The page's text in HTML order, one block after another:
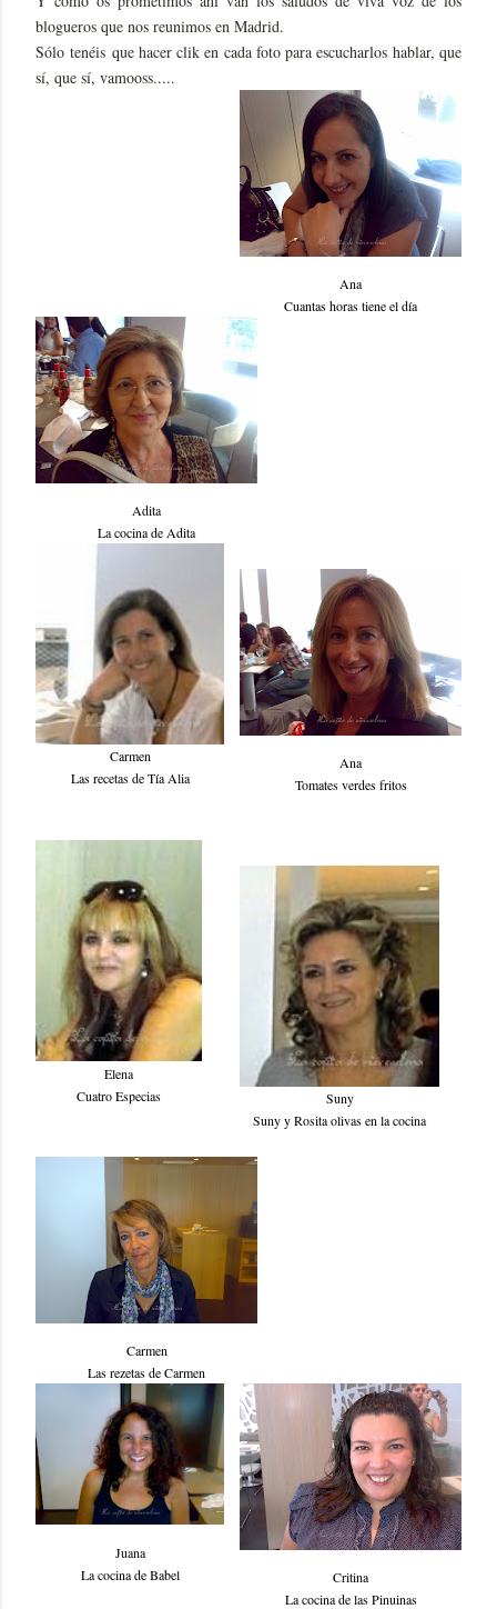
blogueros que nos reunimos en Madrid.
Sólo tenéis que hacer clik en cada foto para escucharlos hablar, que
sí, que sí, vamooss.....
Ana
Cuantas horas tiene el día
Adita
La cocina de Adita
Ana
Tomates verdes fritos
Carmen
Las recetas de Tía Alia
Elena
Cuatro Especias
Suny
Suny y Rosita olivas en la cocina
Carmen
Las rezetas de Carmen
Critina
La cocina de las Pinuinas
Juana
La cocina de Babel